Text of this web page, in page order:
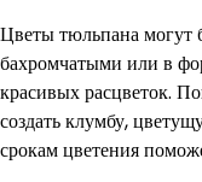
Цветы тюльпана
бахромчатыми или в
красивых расцветок.
создать клумбу,
срокам цветения